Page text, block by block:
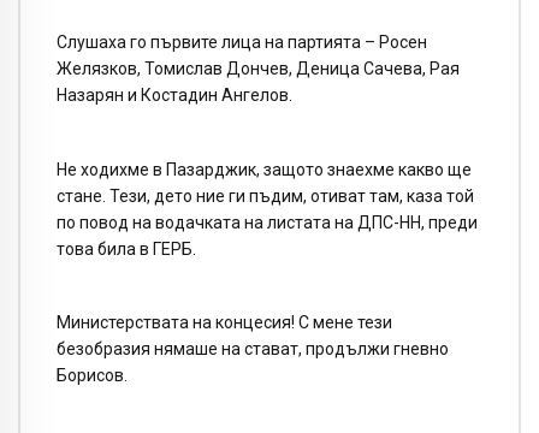
Слушаха го първите лица на партията – Росен
Желязков, Томислав Дончев, Деница Сачева, Рая
Назарян и Костадин Ангелов.
Не ходихме в Пазарджик, защото знаехме какво ще
стане. Тези, дето ние ги пъдим, отиват там, каза той
по повод на водачката на листата на ДПС-НН, преди
това била в ГЕРБ.
Министерствата на концесия! С мене тези
безобразия нямаше на стават, продължи гневно
Борисов.